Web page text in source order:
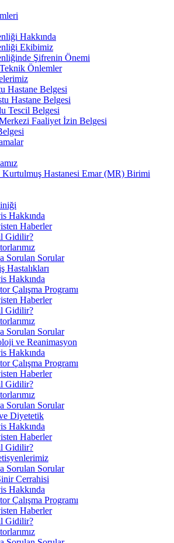
Hakkında
Ekibimiz
Şifrenin Önemi
Teknik Önlemler
Hastane Belgesi
Hastane Belgesi
Tescil Belgesi
Faaliyet İzin Belgesi
Hastanesi Emar (MR) Birimi
Hakkında
Haberler
Gidilir?
Sorulan Sorular
Hastalıkları
Hakkında
Çalışma Programı
Haberler
Gidilir?
Sorulan Sorular
ve Reanimasyon
Hakkında
Çalışma Programı
Haberler
Gidilir?
Sorulan Sorular
Diyetetik
Hakkında
Haberler
Gidilir?
Sorulan Sorular
Cerrahisi
Hakkında
Çalışma Programı
Haberler
Gidilir?